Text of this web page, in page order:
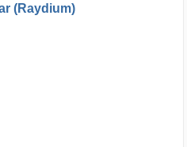
(Raydium)